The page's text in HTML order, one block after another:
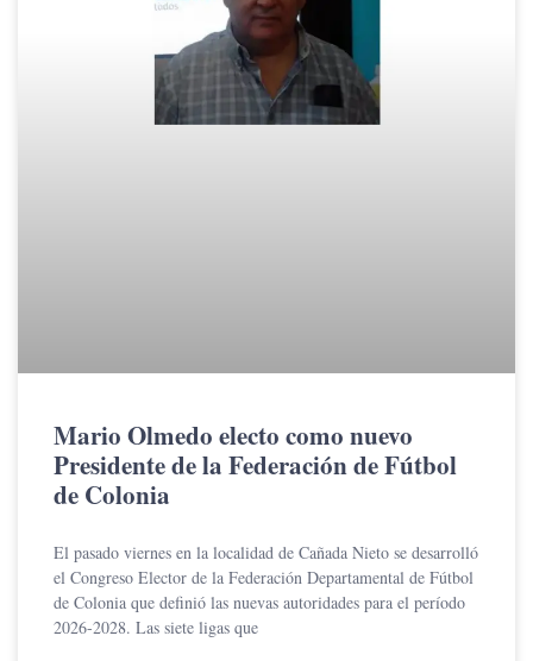
Mario Olmedo electo como nuevo
Presidente de la Federación de Fútbol
de Colonia
El pasado viernes en la localidad de Cañada Nieto se desarrolló
el Congreso Elector de la Federación Departamental de Fútbol
de Colonia que definió las nuevas autoridades para el período
2026-2028. Las siete ligas que